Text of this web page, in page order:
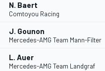
N. Baert
Comtoyou Racing
J. Gounon
Mercedes-AMG Team Mann-Filter
L. Auer
Mercedes-AMG Team Landgraf